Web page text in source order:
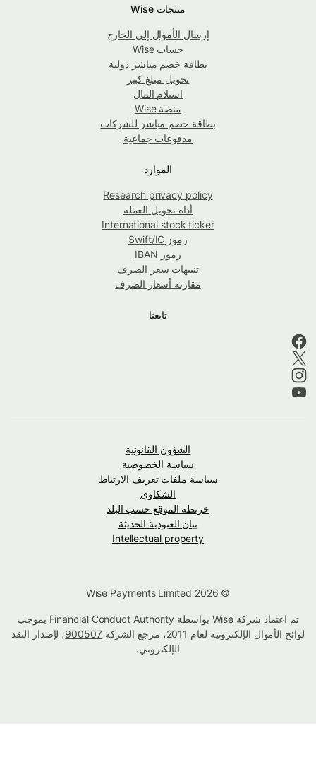
منتجات Wise
إرسال الأموال إلى الخارج
حساب Wise
بطاقة خصم مباشر دولية
تحويل مبلغ كبير
استلام المال
منصة Wise
بطاقة خصم مباشر للشركات
مدفوعات جماعية
الموارد
Research privacy policy
أداة تحويل العملة
International stock ticker
رموز Swift/IC
رموز IBAN
تنبيهات سعر الصرف
مقارنة أسعار الصرف
تابعنا
الشؤون القانونية
سياسة الخصوصية
سياسة ملفات تعريف الارتباط
الشكاوى
خريطة الموقع حسب البلد
بيان العبودية الحديثة
Intellectual property
تم اعتماد شركة Wise بواسطة Financial Conduct Authority بموجب
لوائح الأموال الإلكترونية لعام 2011، مرجع الشركة
900507، لإصدار النقد
الإلكتروني.